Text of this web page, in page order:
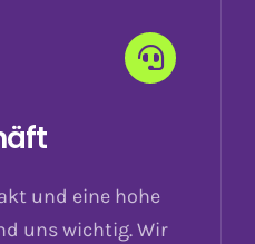
und eine hohe
uns wichtig. Wir